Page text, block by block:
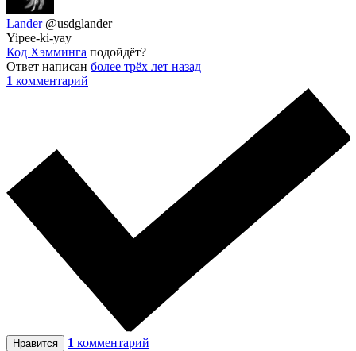
Lander @usdglander
Yipee-ki-yay
Код Хэмминга подойдёт?
Ответ написан более трёх лет назад
1 комментарий
Нравится 1 комментарий